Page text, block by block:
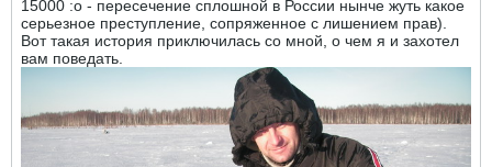
15000 :o - пересечение сплошной в России нынче жуть какое
серьезное преступление, сопряженное с лишением прав).
Вот такая история приключилась со мной, о чем я и захотел
вам поведать.